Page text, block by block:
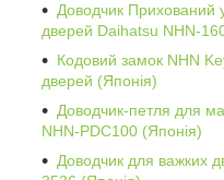
Доводчик Прихований
дверей Daihatsu NHN-
Кодовий замок NHN
дверей (Японія)
Доводчик-петля для
NHN-PDC100 (Японія)
Доводчик для важких